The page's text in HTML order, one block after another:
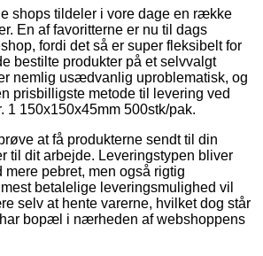
shops tildeler i vore dage en række
En af favoritterne er nu til dags
fordi det så er super fleksibelt for
bestilte produkter på et selvvalgt
nemlig usædvanlig uproblematisk, og
prisbilligste metode til levering ved
1 150x150x45mm 500stk/pak.
at få produkterne sendt til din
til dit arbejde. Leveringstypen bliver
mere pebret, men også rigtig
betalelige leveringsmulighed vil
selv at hente varerne, hvilket dog står
bopæl i nærheden af webshoppens